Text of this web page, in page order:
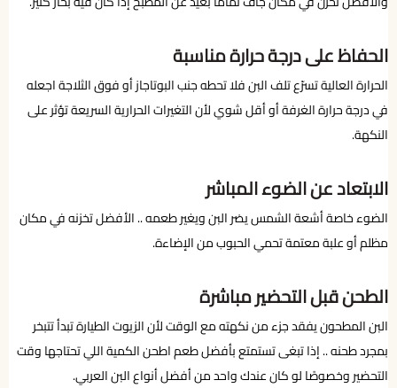
الحفاظ على درجة حرارة مناسبة
الحرارة العالية تسرّع تلف البن فلا تحطه جنب البوتاجاز أو فوق الثلاجة اجعله
في درجة حرارة الغرفة أو أقل شوي لأن التغيرات الحرارية السريعة تؤثر على
النكهة.
الابتعاد عن الضوء المباشر
الضوء خاصة أشعة الشمس يضر البن ويغير طعمه .. الأفضل تخزنه في مكان
مظلم أو علبة معتمة تحمي الحبوب من الإضاءة.
الطحن قبل التحضير مباشرة
البن المطحون يفقد جزء من نكهته مع الوقت لأن الزيوت الطيارة تبدأ تتبخر
بمجرد طحنه .. إذا تبغى تستمتع بأفضل طعم اطحن الكمية اللي تحتاجها وقت
التحضير وخصوصًا لو كان عندك واحد من أفضل أنواع البن العربي.